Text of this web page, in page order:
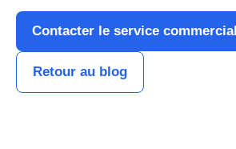
Contacter le service commercial
Retour au blog